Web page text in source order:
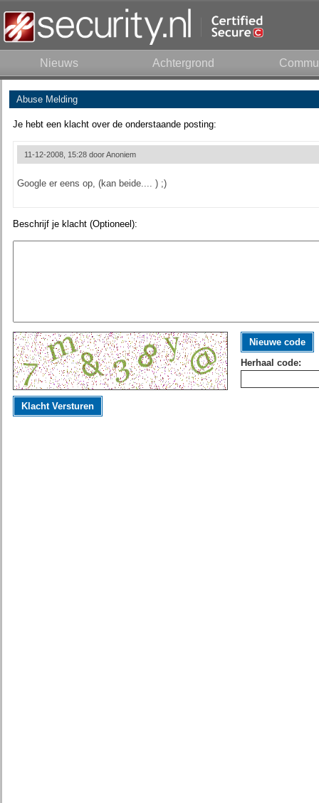
Nieuws Achtergrond
Abuse Melding
Je hebt een klacht over de onderstaande posting:
11-12-2008, 15:28 doorAnoniem
Google er eens op, (kan beide.... ) ;)
Beschrijf je klacht (Optioneel):
Nieuwe code
Herhaal code:
Klacht Versturen